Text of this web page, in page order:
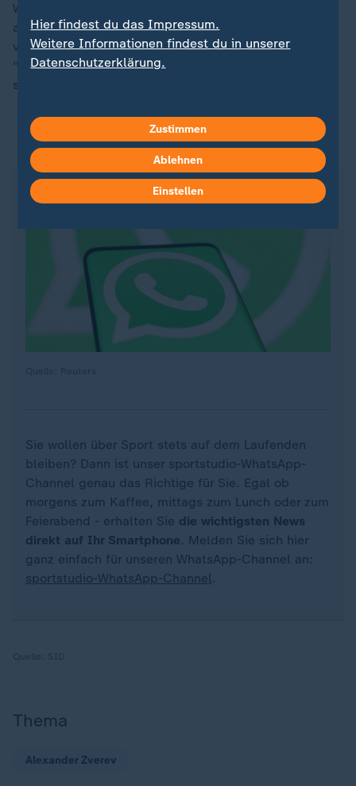
Weltranglistendritte, der mit Blick auf eine Entlastung
als einziger Hoffnungsträger auf den
vielversprechenden Nachwuchs um Justin Engel setzt.
"In der neuen Generation kommt gut etwas nach",
sagte Zverev.
ZDFsportstudio auf WhatsApp
Sie wollen über Sport stets auf dem Laufenden
bleiben? Dann ist unser sportstudio-WhatsApp-
Channel genau das Richtige für Sie. Egal ob
morgens zum Kaffee, mittags zum Lunch oder zum
Feierabend - erhalten Sie die wichtigsten News
direkt auf Ihr Smartphone. Melden Sie sich hier
ganz einfach für unseren WhatsApp-Channel an:
sportstudio-WhatsApp-Channel.
Thema
Alexander Zverev
Hier findest du das Impressum.
Weitere Informationen findest du in unserer
Datenschutzerklärung.
Zustimmen
Ablehnen
Einstellen